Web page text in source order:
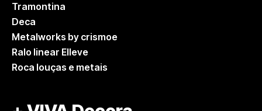
Tramontina
Deca
Metalworks by crismoe
Ralo linear Elleve
Roca louças e metais